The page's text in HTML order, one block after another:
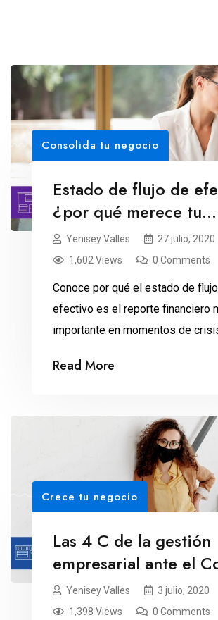
Consolida tu negocio
Estado de flujo de
¿por qué merece tu
atención?
Yenisey Valles
27 julio, 2020
1,602 Views
0 Comments
Conoce por qué el estado de
efectivo es el reporte financiero
importante en momentos de
Read More
Crece tu negocio
Las 4 C de la gestión
empresarial ante el
19Yenisey Valles
3 julio, 2020
1,398 Views
0 Comments